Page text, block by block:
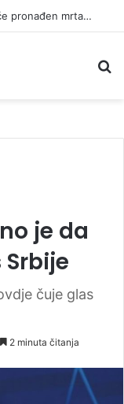
Ubistvo u Bosanskoj Krupi: Vlasnik kuće pronađen mrtav, uhapšen osumnjičeni
je da
čuje glas
2 minuta čitanja